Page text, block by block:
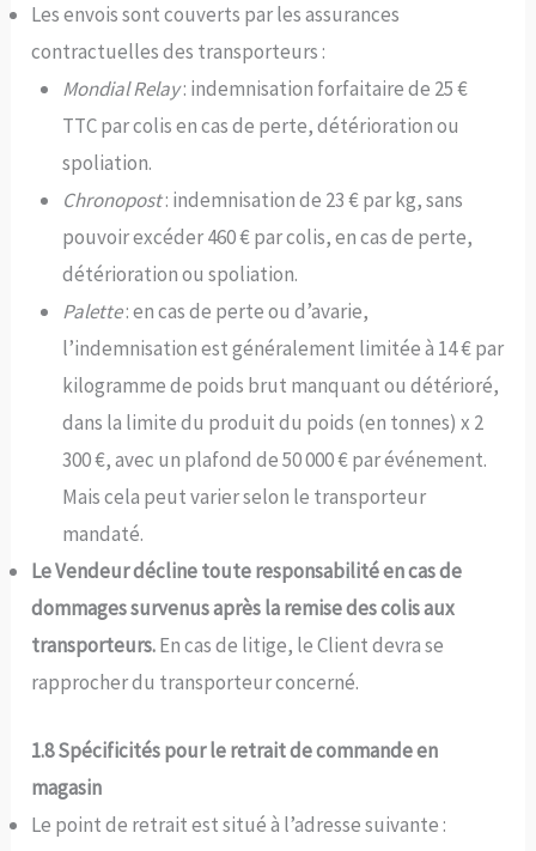
Les envois sont couverts par les assurances
contractuelles des transporteurs :
Mondial Relay: indemnisation forfaitaire de 25 €
TTC par colis en cas de perte, détérioration ou
spoliation.
Chronopost: indemnisation de 23 € par kg, sans
pouvoir excéder 460 € par colis, en cas de perte,
détérioration ou spoliation.
Palette: en cas de perte ou d’avarie,
l’indemnisation est généralement limitée à 14 € par
kilogramme de poids brut manquant ou détérioré,
dans la limite du produit du poids (en tonnes) x 2
300 €, avec un plafond de 50 000 € par événement.
Mais cela peut varier selon le transporteur
mandaté.
Le Vendeur décline toute responsabilité en cas de
dommages survenus après la remise des colis aux
transporteurs.En cas de litige, le Client devra se
rapprocher du transporteur concerné.
1.8 Spécificités pour le retrait de commande en
magasin
Le point de retrait est situé à l’adresse suivante :